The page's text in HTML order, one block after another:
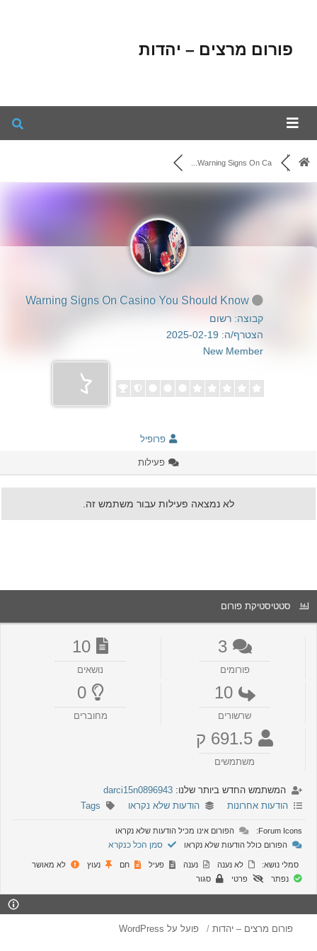
פורום מרצים – יהדות
Warning Signs On Ca...
Warning Signs On Casino You Should Know
קבוצה: רשום
הצטרף/ה: 2025-02-19
New Member
פרופיל
פעילות
לא נמצאה פעילות עבור משתמש זה.
סטטיסטיקת פורום
3
פורומים
10
נושאים
10
שרשורים
0
מחוברים
691.5 ק
משתמשים
המשתמש החדש ביותר שלנו: darci15n0896943
הודעות אחרונות
הודעות שלא נקראו Tags
Forum Icons:
הפורום אינו מכיל הודעות שלא נקראו
הפורום כולל הודעות שלא נקראו
סמן הכל כנקרא
סמלי נושא: לא נענה נענה פעיל חם נעוץ
לא מאושר
נפתר
פרטי סגור
פורום מרצים – יהדות פועל על WordPress